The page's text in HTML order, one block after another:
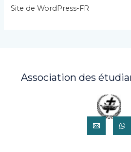
Site de WordPress-FR
Association des